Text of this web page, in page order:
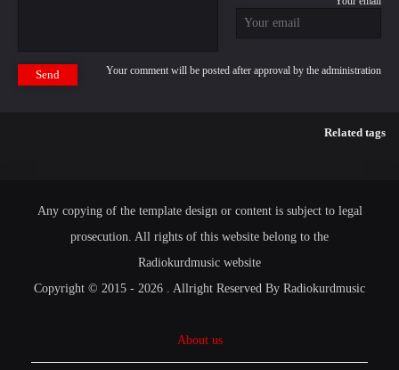
Your comment will be posted after approval by the administration
Send
Related tags
Any copying of the template design or content is subject to legal
prosecution. All rights of this website belong to the
Radiokurdmusic website
Copyright © 2015 - 2026 . Allright Reserved By Radiokurdmusic
About us